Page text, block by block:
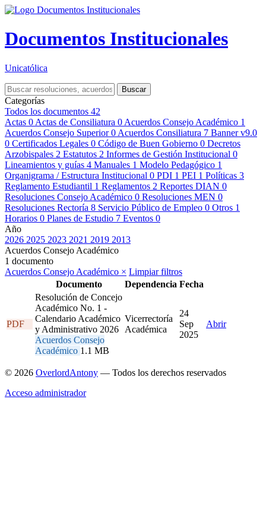
Documentos Institucionales
Unicatólica
Buscar
Categorías
Todos los documentos 42
Actas 0 Actas de Consiliatura 0 Acuerdos Consejo Académico 1
Acuerdos Consejo Superior0 Acuerdos Consiliatura 7 Banner v9.0
0 Certificados Legales 0 Código de Buen Gobierno 0 Decretos
Arzobispales 2 Estatutos 2 Informes de Gestión Institucional 0
Lineamientos y guías 4 Manuales 1 Modelo Pedagógico 1
Organigrama / Estructura Institucional 0 PDI 1 PEI 1 Políticas 3
Reglamento Estudiantil 1 Reglamentos 2 Reportes DIAN 0
Resoluciones Consejo Académico 0 Resoluciones MEN 0
Resoluciones Rectoría 8 Servicio Público de Empleo 0 Otros 1
Horarios 0 Planes de Estudio 7 Eventos 0
Año
2026 2025 2023 2021 2019 2013
Acuerdos Consejo Académico
1 documento
Acuerdos Consejo Académico × Limpiar filtros
Documento
Dependencia Fecha
PDF
Resolución de Concejo
Académico No. 1 -
Calendario Académico
y Administrativo 2026
Acuerdos Consejo
Académico 1.1 MB
Vicerrectoría
Académica
24
Sep
2025
Abrir
© 2026 OverlordAntony — Todos los derechos reservados
Acceso administrador